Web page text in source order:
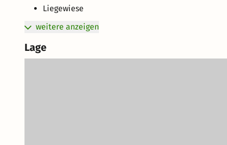
Liegewiese
weitere anzeigen
Lage